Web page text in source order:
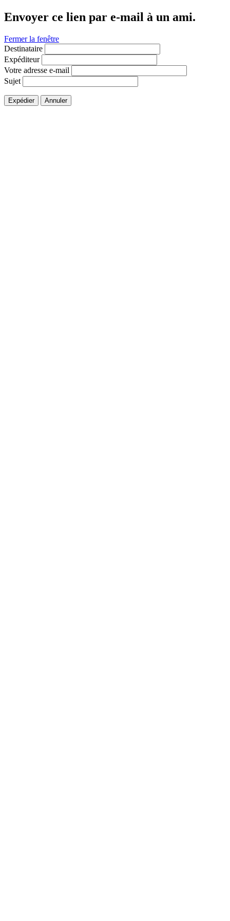
Envoyer ce lien par e-mail à un ami.
Fermer la fenêtre
Destinataire
Expéditeur
Votre adresse e-mail
Sujet
Expédier Annuler